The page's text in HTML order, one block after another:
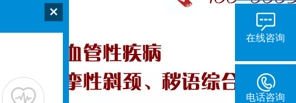
在线咨询
电话咨询